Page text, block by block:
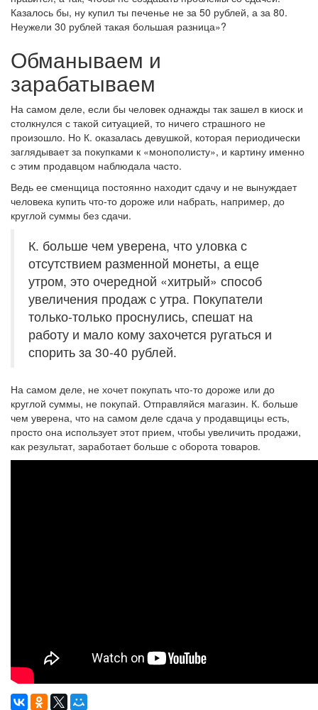
Казалось бы, ну купил ты печенье не за 50 рублей, а за 80.
Неужели 30 рублей такая большая разница»?
Обманываем и
зарабатываем
На самом деле, если бы человек однажды так зашел в киоск и
столкнулся с такой ситуацией, то ничего страшного не
произошло. Но К. оказалась девушкой, которая периодически
заглядывает за покупками к «монополисту», и картину именно
с этим продавцом наблюдала часто.
Ведь ее сменщица постоянно находит сдачу и не вынуждает
человека купить что-то дороже или набрать, например, до
круглой суммы без сдачи.
К. больше чем уверена, что уловка с
отсутствием разменной монеты, а еще
утром, это очередной «хитрый» способ
увеличения продаж с утра. Покупатели
только-только проснулись, спешат на
работу и мало кому захочется ругаться и
спорить за 30-40 рублей.
На самом деле, не хочет покупать что-то дороже или до
круглой суммы, не покупай. Отправляйся магазин. К. больше
чем уверена, что на самом деле сдача у продавщицы есть,
просто она использует этот прием, чтобы увеличить продажи,
как результат, заработает больше с оборота товаров.